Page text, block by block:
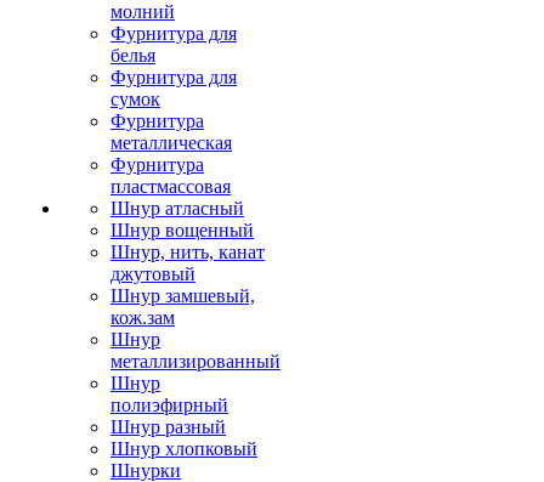
молний
Фурнитура для
белья
Фурнитура для
сумок
Фурнитура
металлическая
Фурнитура
пластмассовая
Шнур атласный
Шнур вощенный
Шнур, нить, канат
джутовый
Шнур замшевый,
кож.зам
Шнур
металлизированный
Шнур
полиэфирный
Шнур разный
Шнур хлопковый
Шнурки